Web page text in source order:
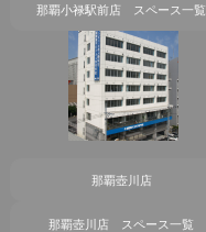
那覇小禄駅前店 スペース一覧
那覇壺川店
那覇壺川店 スペース一覧